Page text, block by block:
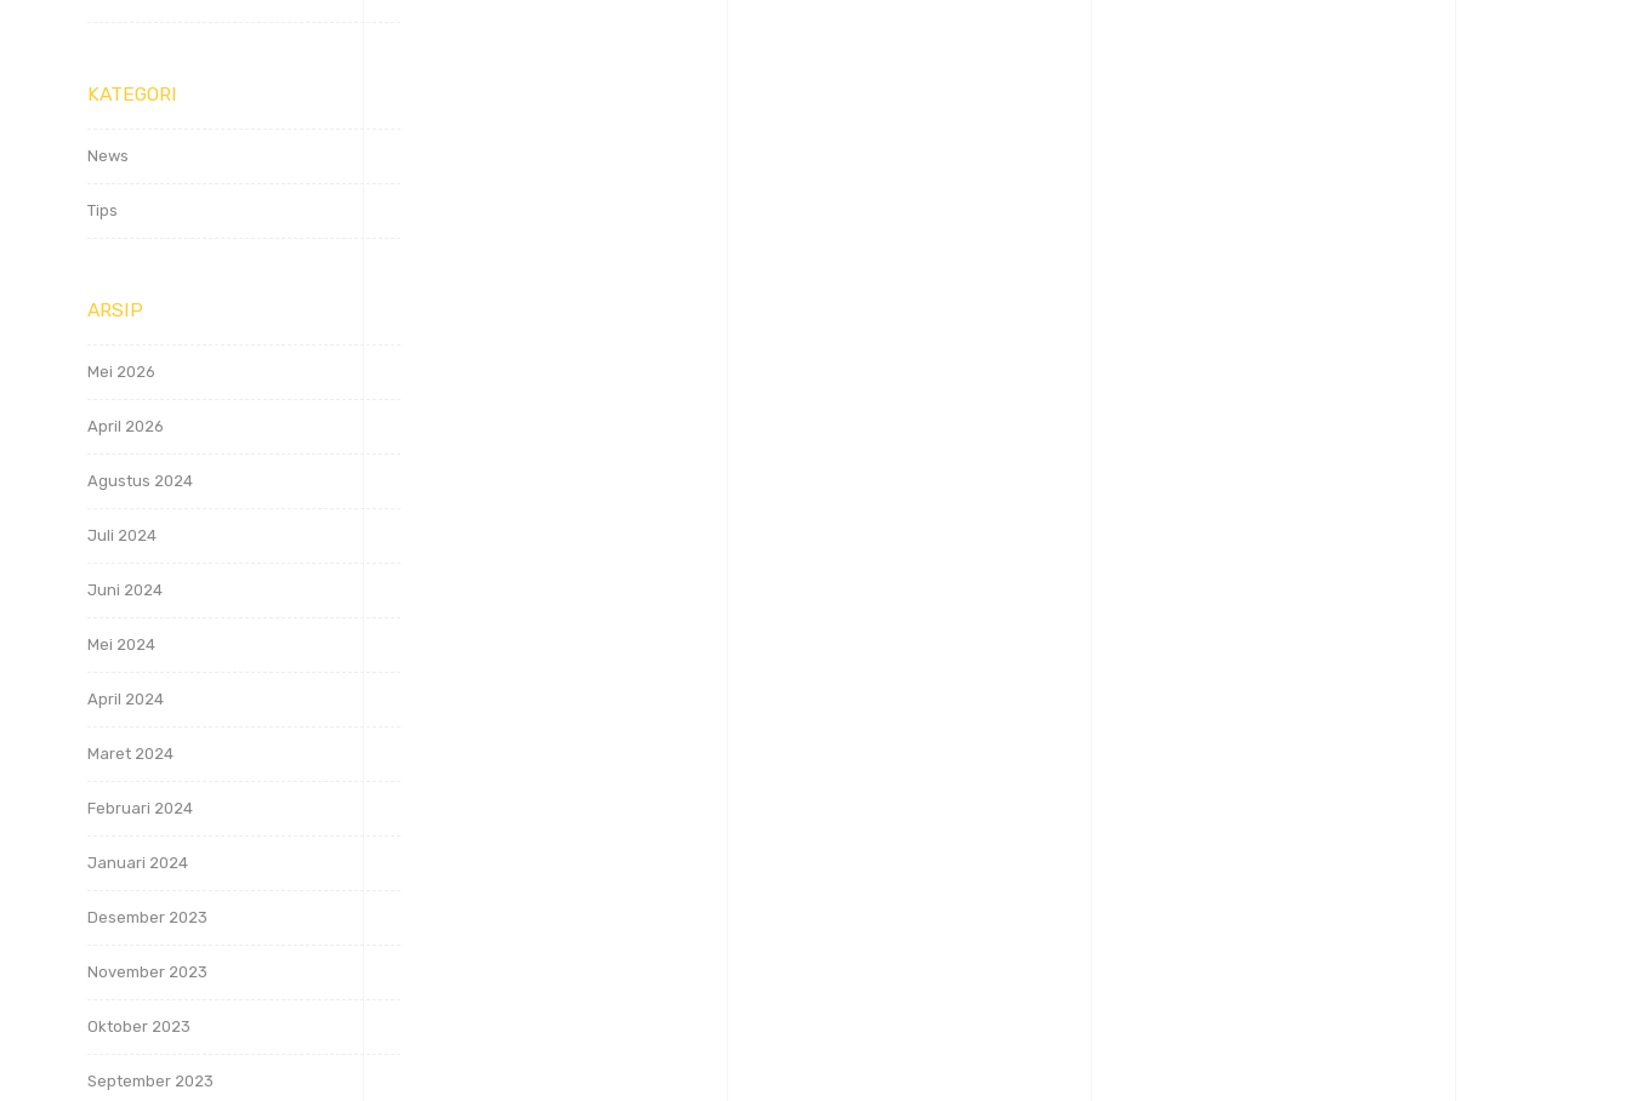
KATEGORI
News
Tips
ARSIP
Mei 2026
April 2026
Agustus 2024
Juli 2024
Juni 2024
Mei 2024
April 2024
Maret 2024
Februari 2024
Januari 2024
Desember 2023
November 2023
Oktober 2023
September 2023